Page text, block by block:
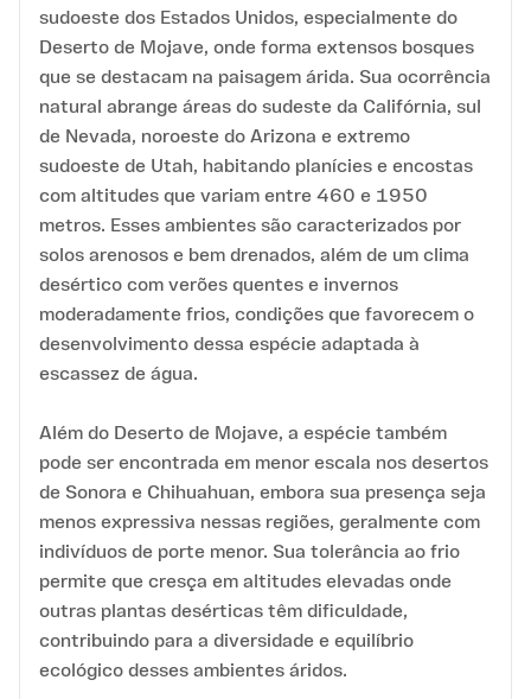
sudoeste dos Estados Unidos, especialmente do
Deserto de Mojave, onde forma extensos bosques
que se destacam na paisagem árida. Sua ocorrência
natural abrange áreas do sudeste da Califórnia, sul
de Nevada, noroeste do Arizona e extremo
sudoeste de Utah, habitando planícies e encostas
com altitudes que variam entre 460 e 1950
metros. Esses ambientes são caracterizados por
solos arenosos e bem drenados, além de um clima
desértico com verões quentes e invernos
moderadamente frios, condições que favorecem o
desenvolvimento dessa espécie adaptada à
escassez de água.
Além do Deserto de Mojave, a espécie também
pode ser encontrada em menor escala nos desertos
de Sonora e Chihuahuan, embora sua presença seja
menos expressiva nessas regiões, geralmente com
indivíduos de porte menor. Sua tolerância ao frio
permite que cresça em altitudes elevadas onde
outras plantas desérticas têm dificuldade,
contribuindo para a diversidade e equilíbrio
ecológico desses ambientes áridos.